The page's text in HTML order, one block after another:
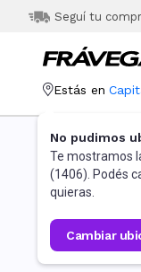
Seguí tu
Estás en
No pudimos
Te mostramos
(1406). Podés
quieras.
cambiar